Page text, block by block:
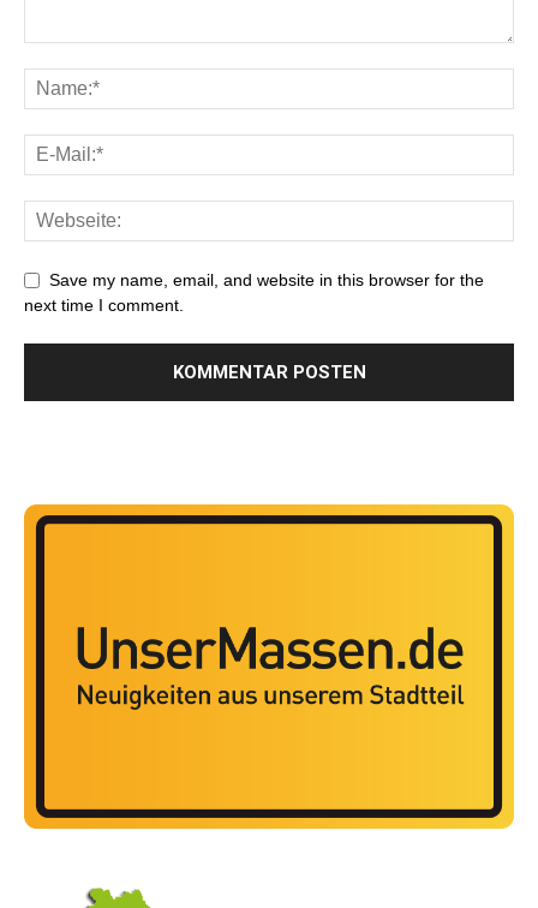
Save my name, email, and website in this browser for the
next time I comment.